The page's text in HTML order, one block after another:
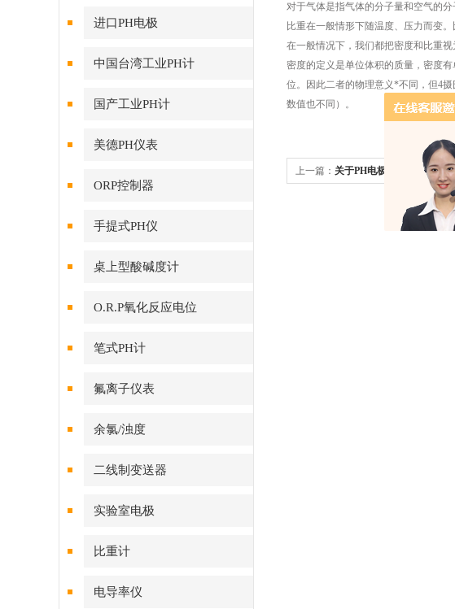
进口PH电极
中国台湾工业PH计
国产工业PH计
美德PH仪表
ORP控制器
手提式PH仪
桌上型酸碱度计
O.R.P氧化反应电位
笔式PH计
氟离子仪表
余氯/浊度
二线制变送器
实验室电极
比重计
电导率仪
对于气体是指气体的分子量和空气的分
比重在一般情形下随温度、压力而变。
在一般情况下，我们都把密度和比重
密度的定义是单位体积的质量，密度
位。因此二者的物理意义*不同，但4摄
数值也不同）。
上一篇： 关于PH电极的相关问题解答